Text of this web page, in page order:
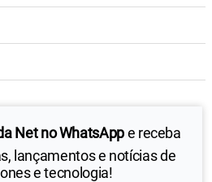
Net no WhatsAppe receba
lançamentos e notícias de
e tecnologia!